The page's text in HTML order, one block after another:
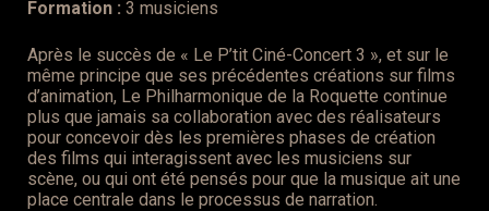
Formation : 3 musiciens
Après le succès de « Le P’tit Ciné-Concert 3 », et sur le
même principe que ses précédentes créations sur films
d’animation, Le Philharmonique de la Roquette continue
plus que jamais sa collaboration avec des réalisateurs
pour concevoir dès les premières phases de création
des films qui interagissent avec les musiciens sur
scène, ou qui ont été pensés pour que la musique ait une
place centrale dans le processus de narration.